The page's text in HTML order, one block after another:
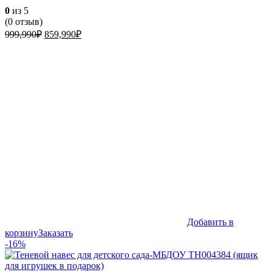
0 из 5
(0 отзыв)
999,990₽ Первоначальная
859,990₽Текущая
Добавить в
корзинуЗаказать
-16%